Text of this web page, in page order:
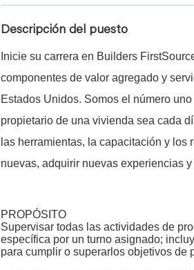
Descripción del puesto
Inicie su carrera en Builders
componentes de valor agregado y
Estados Unidos. Somos el número
propietario de una vivienda sea cada
las herramientas, la capacitación y los
nuevas, adquirir nuevas experiencias
PROPÓSITO
Supervisar todas las actividades de
específica por un turno asignado;
para cumplir o superarlos objetivos de